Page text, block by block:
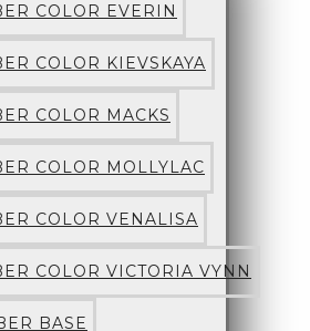
COLOR EVERIN
COLOR KIEVSKAYA
COLOR MACKS
COLOR MOLLYLAC
COLOR VENALISA
COLOR VICTORIA VYNN
BASE